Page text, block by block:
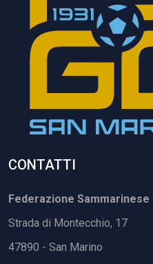
CONTATTI
Federazione Sammarinese
Strada di Montecchio, 17
47890 - San Marino